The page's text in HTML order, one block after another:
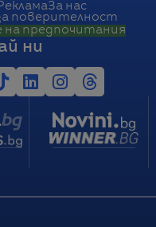
За нас
поверителност
на предпочитания
ни